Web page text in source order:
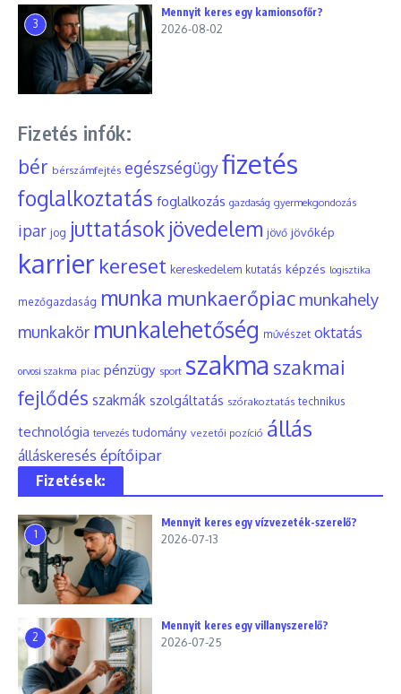
3
Mennyit keres egy kamionsofőr?
2026-08-02
Fizetés infók:
bér bérszámfejtés egészségügyfizetés
foglalkoztatás foglalkozás gazdaság gyermekgondozás
ipar jog juttatások jövedelem jövő jövőkép
karrier kereset kereskedelem kutatás képzés logisztika
mezőgazdaság munka munkaerőpiac munkahely
munkakör munkalehetőség művészet oktatás
orvosi szakma piac pénzügy sport szakma szakmai
fejlődés szakmák szolgáltatás szórakoztatás technikus
technológia tervezés tudomány vezetői pozíció állás
álláskeresés építőipar
Fizetések:
1
Mennyit keres egy vízvezeték-szerelő?
2026-07-13
2
Mennyit keres egy villanyszerelő?
2026-07-25